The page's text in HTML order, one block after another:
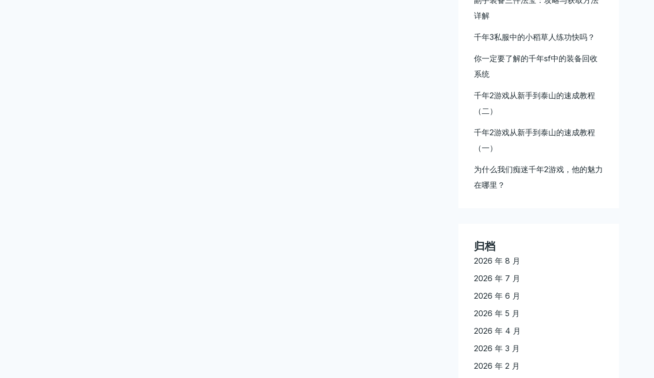
详解
千年3私服中的小稻草人练功快吗？
你一定要了解的千年sf中的装备回收
系统
千年2游戏从新手到泰山的速成教程
（二）
千年2游戏从新手到泰山的速成教程
（一）
为什么我们痴迷千年2游戏，他的魅力
在哪里？
归档
2026 年 8 月
2026 年 7 月
2026 年 6 月
2026 年 5 月
2026 年 4 月
2026 年 3 月
2026 年 2 月